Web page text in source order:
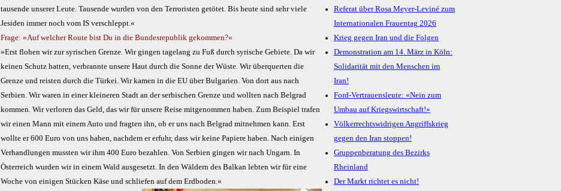
tausende unserer Leute. Tausende wurden von den Terroristen getötet. Bis heute sind sehr viele
Jesiden immer noch vom IS verschleppt.«
Frage: »Auf welcher Route bist Du in die Bundesrepublik gekommen?«
»Erst flohen wir zur syrischen Grenze. Wir gingen tagelang zu Fuß durch syrische Gebiete. Da wir
keinen Schutz hatten, verbrannte unsere Haut durch die Sonne der Wüste. Wir überquerten die
Grenze und reisten durch die Türkei. Wir kamen in die EU über Bulgarien. Von dort aus nach
Serbien. Wir waren in einer kleineren Stadt an der serbischen Grenze und wollten nach Belgrad
kommen. Wir verloren das Geld, das wir für unsere Reise mitgenommen haben. Zum Beispiel trafen
wir einen Mann mit einem Auto und fragten ihn, ob er uns nach Belgrad mitnehmen kann. Erst
wollte er 600 Euro von uns haben, nachdem er erfuhr, dass wir keine Papiere haben. Nach einigen
Verhandlungen mussten wir ihm 400 Euro bezahlen. Von Serbien gingen wir nach Ungarn. In
Österreich wurden wir in einem Wald ausgesetzt. In den Wäldern des Balkan lebten wir für eine
Woche von einigen Stücken Käse und schliefen auf dem Erdboden.«
Referat über Rosa Meyer-Leviné zum
Internationalen Frauentag 2026
Krieg gegen Iran und die Folgen
Demonstration am 14. März in Köln:
Solidarität mit den Menschen im
Iran!
Ford-Vertrauensleute: «Nein zum
Umbau auf Kriegswirtschaft!»
Völkerrechtswidrigen Angriffskrieg
gegen den Iran stoppen!
Gruppenberatung des Bezirks
Rheinland
Der Markt richtet es nicht!